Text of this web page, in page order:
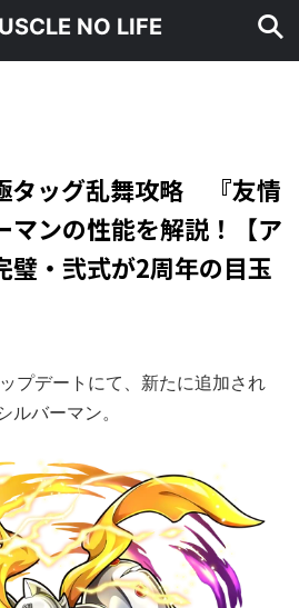
NO LIFE
タッグ乱舞攻略 『友情
マンの性能を解説！【ア
璧・弐式が2周年の目玉
プデートにて、新たに追加され
ルバーマン。